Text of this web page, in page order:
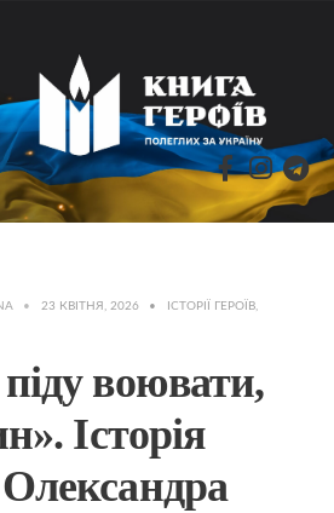
• 23 КВІТНЯ, 2026 • ІСТОРІЇ ГЕРОЇВ,
воювати,
Історія